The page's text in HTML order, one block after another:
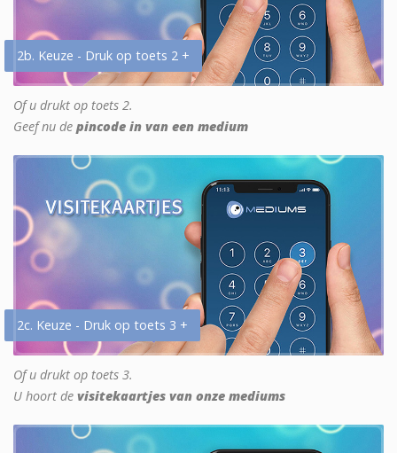
2b. Keuze - Druk op toets 2 +
Of u drukt op toets 2.
Geef nu de pincode in van een medium
2c. Keuze - Druk op toets 3 +
Of u drukt op toets 3.
U hoort de visitekaartjes van onze mediums